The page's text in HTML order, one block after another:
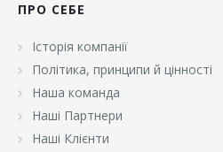
«Велмарт»
ПРО СЕБЕ
Історія компанії
Політика, принципи й цінності
Наша команда
Наші Партнери
Наші Клієнти